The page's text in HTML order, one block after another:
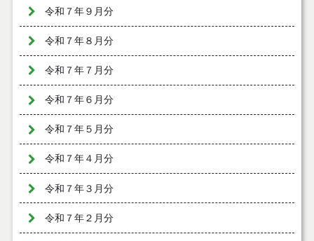
令和７年９月分
令和７年８月分
令和７年７月分
令和７年６月分
令和７年５月分
令和７年４月分
令和７年３月分
令和７年２月分